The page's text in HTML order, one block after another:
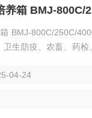
养箱 BMJ-800C/
BMJ-800C/250C/
生防疫、农畜、药检
物的栽培、育种实验的
节； 微电脑智能控制
04-24